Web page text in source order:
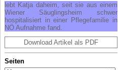
lebt Katja daheim, seit sie aus einem
Wiener Säuglingsheim schwer
hospitalisiert in einer Pflegefamilie in
NÖ Aufnahme fand.
Download Artikel als PDF
Seiten